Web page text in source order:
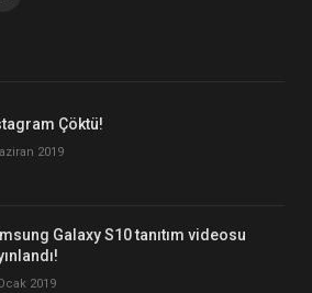
Çöktü!
2019
Galaxy S10 tanıtım videosu
2019